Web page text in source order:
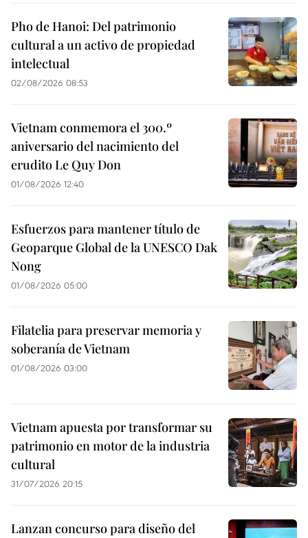
Pho de Hanoi: Del patrimonio
cultural a un activo de propiedad
intelectual
02/08/2026 08:53
Vietnam conmemora el 300.º
aniversario del nacimiento del
erudito Le Quy Don
01/08/2026 12:40
Esfuerzos para mantener título de
Geoparque Global de la UNESCO Dak
Nong
01/08/2026 05:00
Filatelia para preservar memoria y
soberanía de Vietnam
01/08/2026 03:00
Vietnam apuesta por transformar su
patrimonio en motor de la industria
cultural
31/07/2026 20:15
Lanzan concurso para diseño del